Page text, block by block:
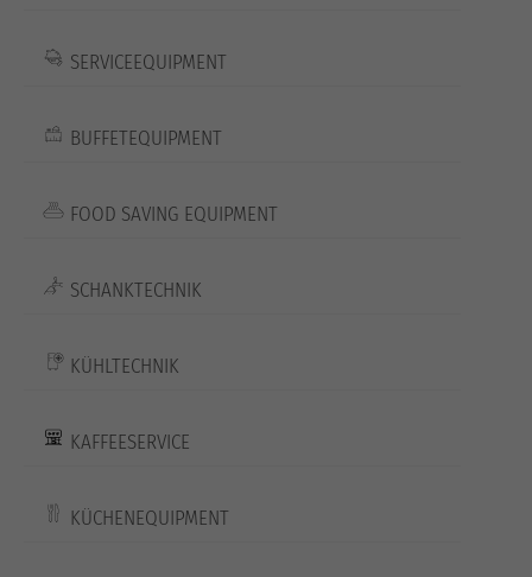
SERVICEEQUIPMENT
BUFFETEQUIPMENT
FOOD SAVING EQUIPMENT
SCHANKTECHNIK
KÜHLTECHNIK
KAFFEESERVICE
KÜCHENEQUIPMENT